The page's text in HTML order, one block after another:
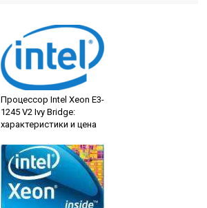
Процессор Intel Xeon E3-
1245 V2 Ivy Bridge:
характеристики и цена